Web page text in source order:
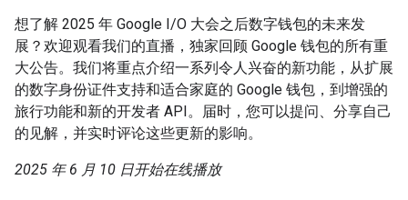
想了解 2025 年 Google I/O 大会之后数字钱包的未来发
展？欢迎观看我们的直播，独家回顾 Google 钱包的所有重
大公告。我们将重点介绍一系列令人兴奋的新功能，从扩展
的数字身份证件支持和适合家庭的 Google 钱包，到增强的
旅行功能和新的开发者 API。届时，您可以提问、分享自己
的见解，并实时评论这些更新的影响。
2025 年 6 月 10 日开始在线播放